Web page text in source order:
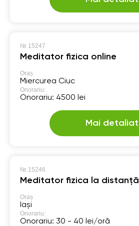
№ 15247
Meditator fizica online
Oraș
Miercurea Ciuc
Onorariu:
Onorariu: 4500 lei
Mai detaliat
№ 15246
Meditator fizica la distanță
Oraș
Iași
Onorariu:
Onorariu: 30 - 40 lei/oră